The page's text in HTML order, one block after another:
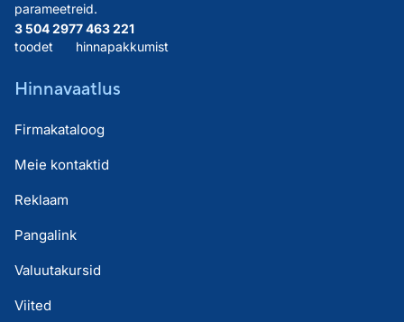
parameetreid.
3 504 297
toodet
7 463 221
hinnapakkumist
Hinnavaatlus
Firmakataloog
Meie kontaktid
Reklaam
Pangalink
Valuutakursid
Viited